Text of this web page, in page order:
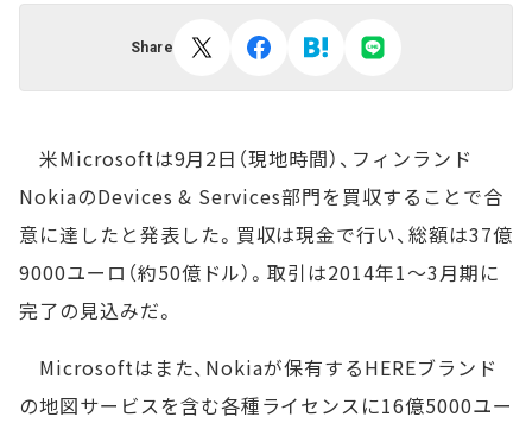
Share
米Microsoftは9月2日（現地時間）、フィンランド
NokiaのDevices & Services部門を買収することで合
意に達したと発表した。買収は現金で行い、総額は37億
9000ユーロ（約50億ドル）。取引は2014年1～3月期に
完了の見込みだ。
Microsoftはまた、Nokiaが保有するHEREブランド
の地図サービスを含む各種ライセンスに16億5000ユー